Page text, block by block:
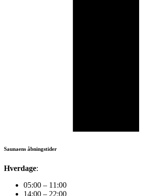
Saunaens åbningstider
Hverdage:
05:00 – 11:00
14:00 – 22:00